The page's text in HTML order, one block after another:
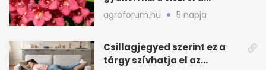
virágzást
agroforum.hu 5 napja
Csillagjegyed szerint ez a
tárgy szívhatja el az